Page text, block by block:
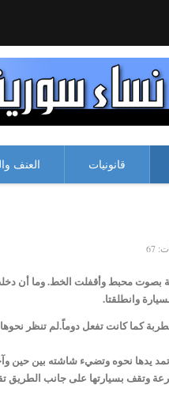
قانونيات العنف
67
محبط وأقفلت الخط. وما أن
وانطلقتا.
كما كانت تفعل دوماً.لم تنظر
يدها نحوه وتضيء شاشته بين حين
وتقف بسيارتها على جانب الطريق